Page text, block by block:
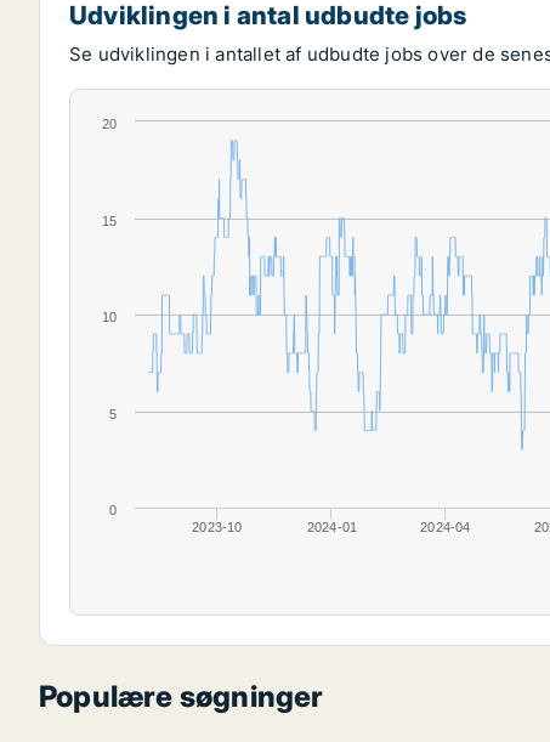
Udviklingen i antal udbudte jobs
Se udviklingen i antallet af udbudte jobs over de
2023-10 2024-01 2024-04
0
5
10
15
20
Populære søgninger